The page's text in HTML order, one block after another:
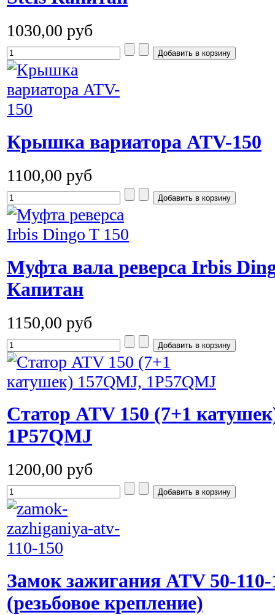
1030,00 руб
Крышка вариатора ATV-150
1100,00 руб
Муфта вала реверса Irbis
Капитан
1150,00 руб
Статор ATV 150 (7+1
1P57QMJ
1200,00 руб
Замок зажигания ATV 50-110-
(резьбовое крепление)